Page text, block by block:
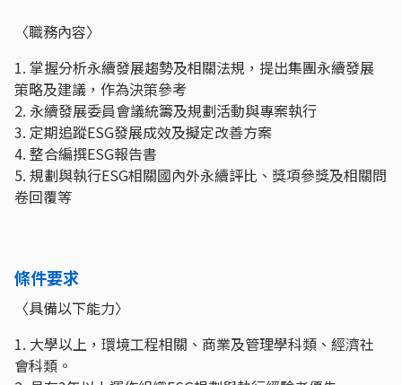
〈職務內容〉
1. 掌握分析永續發展趨勢及相關法規，提出集團永續發展
策略及建議，作為決策參考
2. 永續發展委員會議統籌及規劃活動與專案執行
3. 定期追蹤ESG發展成效及擬定改善方案
4. 整合編撰ESG報告書
5. 規劃與執行ESG相關國內外永續評比、獎項參獎及相關問
卷回覆等
條件要求
〈具備以下能力〉
1. 大學以上，環境工程相關、商業及管理學科類、經濟社
會科類。